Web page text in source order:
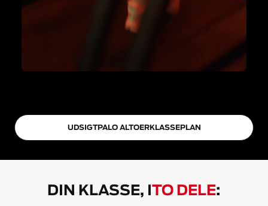
UDSIGTPALO ALTOERKLASSEPLAN
DIN KLASSE, I TO DELE: